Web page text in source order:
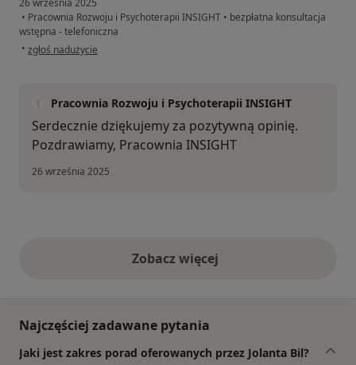
• Pracownia Rozwoju i Psychoterapii INSIGHT • bezpłatna konsultacja
wstępna - telefoniczna
• w opinii użytkownika MZ
zgłoś nadużycie
Pracownia Rozwoju i Psychoterapii INSIGHT
Serdecznie dziękujemy za pozytywną opinię.
Pozdrawiamy, Pracownia INSIGHT
26 września 2025
Zobacz więcejopinie powyżej
Najczęściej zadawane pytania
Jaki jest zakres porad oferowanych przez Jolanta Bil?